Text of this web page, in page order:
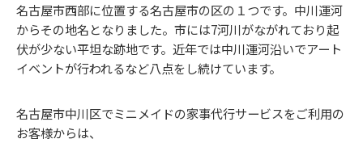
名古屋市西部に位置する名古屋市の区の１つです。中川運河
からその地名となりました。市には7河川がながれており起
伏が少ない平坦な跡地です。近年では中川運河沿いでアート
イベントが行われるなど八点をし続けています。
名古屋市中川区でミニメイドの家事代行サービスをご利用の
お客様からは、